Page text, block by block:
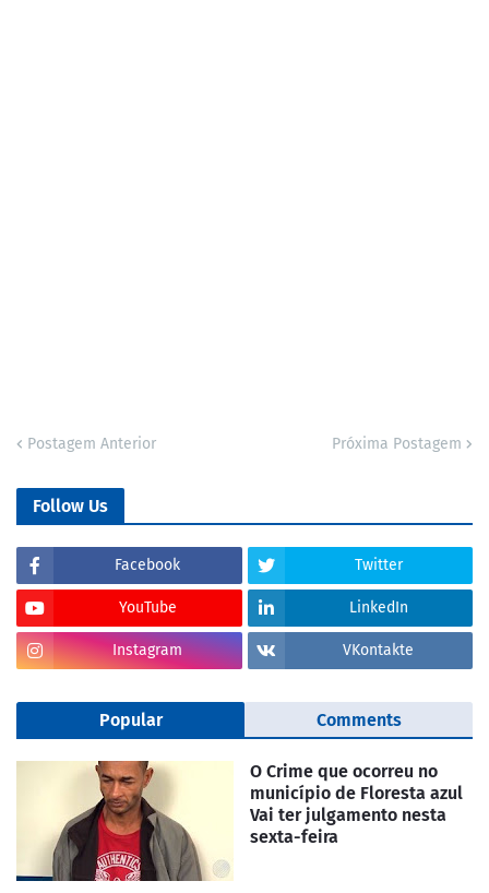
Postagem Anterior Próxima Postagem
Follow Us
Facebook Twitter
YouTube LinkedIn
Instagram VKontakte
Popular Comments
O Crime que ocorreu no
município de Floresta azul
Vai ter julgamento nesta
sexta-feira